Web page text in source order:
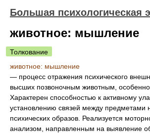
Большая психологическая
животное: мышление
Толкование
животное: мышление
— процесс отражения психического
высших позвоночным животным,
Характерен способностью к активному
установлению связей между предметами
психических образов. Реализуется
анализом, направленным на выявление